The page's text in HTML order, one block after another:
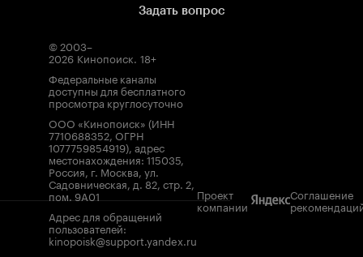
Задать вопрос
© 2003–
2026 Кинопоиск. 18+
Федеральные каналы
доступны для бесплатного
просмотра круглосуточно
ООО «Кинопоиск» (ИНН
7710688352, ОГРН
1077759854919), адрес
местонахождения: 115035,
Россия, г. Москва, ул.
Садовническая, д. 82, стр. 2,
пом. 9А01
Адрес для обращений
пользователей:
kinopoisk@support.yandex.ru
Проект
компании
Соглашение